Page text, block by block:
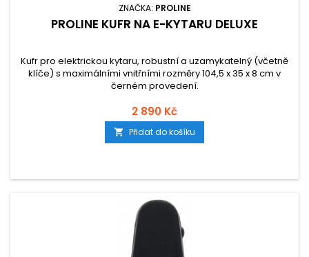
ZNAČKA: PROLINE
PROLINE KUFR NA E-KYTARU DELUXE
Kufr pro elektrickou kytaru, robustní a uzamykatelný (včetně
klíče) s maximálními vnitřními rozměry 104,5 x 35 x 8 cm v
černém provedení.
2 890 Kč
 Přidat do košíku